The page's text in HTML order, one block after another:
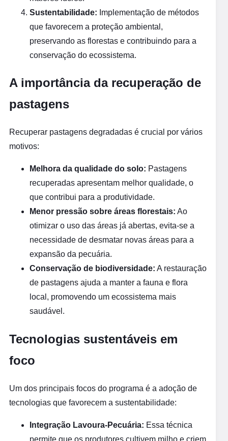
Sustentabilidade: Implementação de métodos
que favorecem a proteção ambiental,
preservando as florestas e contribuindo para a
conservação do ecossistema.
A importância da recuperação de
pastagens
Recuperar pastagens degradadas é crucial por vários
motivos:
Melhora da qualidade do solo: Pastagens
recuperadas apresentam melhor qualidade, o
que contribui para a produtividade.
Menor pressão sobre áreas florestais: Ao
otimizar o uso das áreas já abertas, evita-se a
necessidade de desmatar novas áreas para a
expansão da pecuária.
Conservação de biodiversidade: A restauração
de pastagens ajuda a manter a fauna e flora
local, promovendo um ecossistema mais
saudável.
Tecnologias sustentáveis em
foco
Um dos principais focos do programa é a adoção de
tecnologias que favorecem a sustentabilidade:
Integração Lavoura-Pecuária: Essa técnica